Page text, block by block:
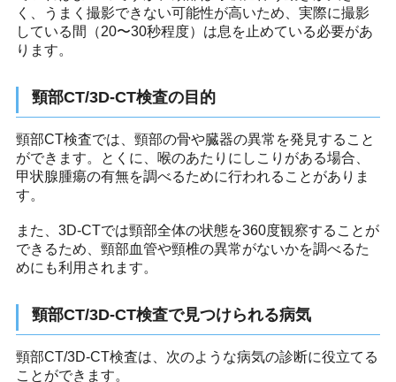
く、うまく撮影できない可能性が高いため、実際に撮影
している間（20〜30秒程度）は息を止めている必要があ
ります。
頸部CT/3D-CT検査の目的
頸部CT検査では、頸部の骨や臓器の異常を発見すること
ができます。とくに、喉のあたりにしこりがある場合、
甲状腺腫瘍の有無を調べるために行われることがありま
す。
また、3D-CTでは頸部全体の状態を360度観察することが
できるため、頸部血管や頸椎の異常がないかを調べるた
めにも利用されます。
頸部CT/3D-CT検査で見つけられる病気
頸部CT/3D-CT検査は、次のような病気の診断に役立てる
ことができます。